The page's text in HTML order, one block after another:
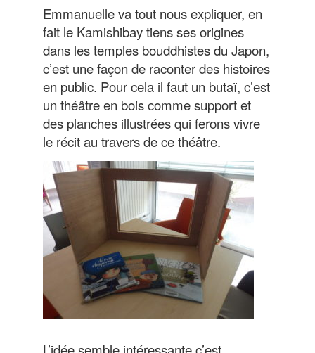
Emmanuelle va tout nous expliquer, en
fait le Kamishibay tiens ses origines
dans les temples bouddhistes du Japon,
c’est une façon de raconter des histoires
en public. Pour cela il faut un butaï, c’est
un théâtre en bois comme support et
des planches illustrées qui ferons vivre
le récit au travers de ce théâtre.